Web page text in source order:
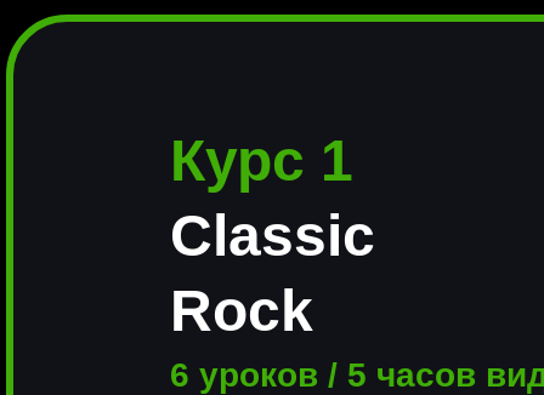
Курс 1
Classic
Rock
6 уроков / 5 часов